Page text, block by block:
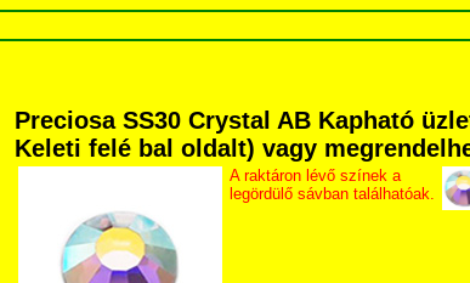
Preciosa SS30 Crystal AB Kapható
Keleti felé bal oldalt) vagy
A raktáron lévő színek a
legördülő sávban találhatóak.